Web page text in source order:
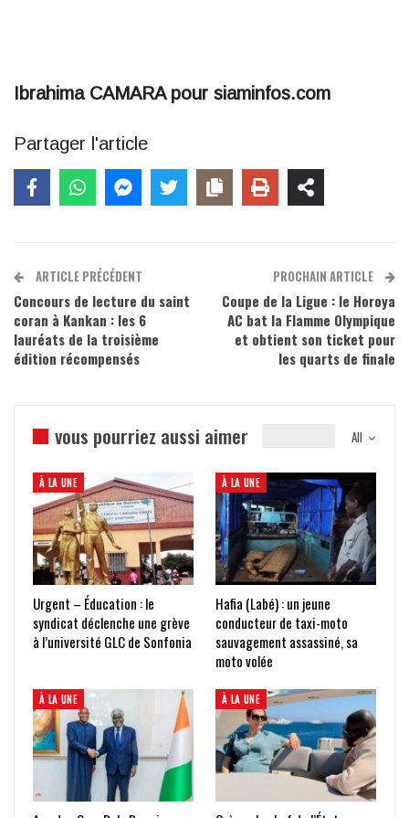
Ibrahima CAMARA pour siaminfos.com
Partager l'article
ARTICLE PRÉCÉDENT
Concours de lecture du saint
coran à Kankan : les 6
lauréats de la troisième
édition récompensés
PROCHAIN ARTICLE
Coupe de la Ligue : le Horoya
AC bat la Flamme Olympique
et obtient son ticket pour
les quarts de finale
All
vous pourriez aussi aimer
À LA UNE
Urgent – Éducation : le
syndicat déclenche une grève
à l’université GLC de Sonfonia
À LA UNE
Hafia (Labé) : un jeune
conducteur de taxi-moto
sauvagement assassiné, sa
moto volée
À LA UNE À LA UNE